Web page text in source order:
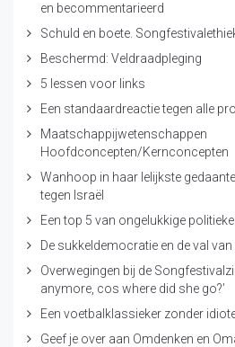
en becommentarieerd
Schuld en boete.
Beschermd: Veldraadpleging
5 lessen voor links
Een standaardreactie tegen alle
Maatschappijwetenschappen
Hoofdconcepten/Kernconcepten
Wanhoop in haar lelijkste
tegen Israël
Een top 5 van ongelukkige
De sukkeldemocratie en de val van
Overwegingen bij de
anymore, cos where did she go?’
Een voetbalklassieker zonder
Geef je over aan Omdenken en